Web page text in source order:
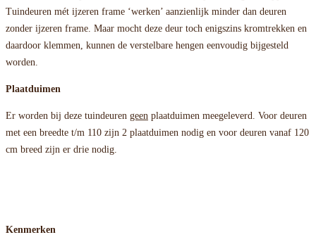
Tuindeuren mét ijzeren frame ‘werken’ aanzienlijk minder dan deuren
zonder ijzeren frame. Maar mocht deze deur toch enigszins kromtrekken en
daardoor klemmen, kunnen de verstelbare hengen eenvoudig bijgesteld
worden.
Plaatduimen
Er worden bij deze tuindeuren geen plaatduimen meegeleverd. Voor deuren
met een breedte t/m 110 zijn 2 plaatduimen nodig en voor deuren vanaf 120
cm breed zijn er drie nodig.
Kenmerken